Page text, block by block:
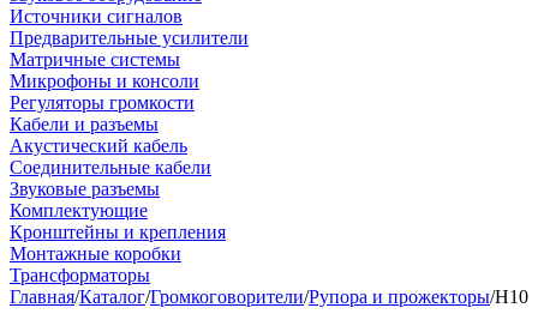
Источники сигналов
Предварительные усилители
Матричные системы
Микрофоны и консоли
Регуляторы громкости
Кабели и разъемы
Акустический кабель
Соединительные кабели
Звуковые разъемы
Комплектующие
Кронштейны и крепления
Монтажные коробки
Трансформаторы
Главная/Каталог/Громкоговорители/Рупора и прожекторы/H10